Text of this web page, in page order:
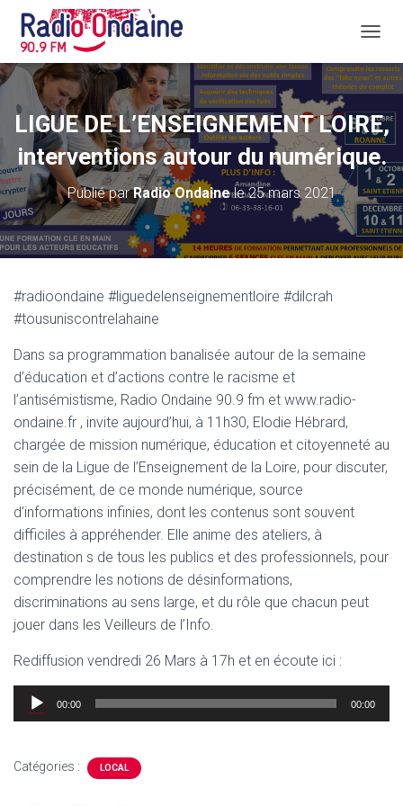
É
P
L
I
E
R
L
A
N
A
V
I
LIGUE DE L’ENSEIGNEMENT LOIRE,
interventions autour du numérique.
Publié parRadio Ondainele25 mars 2021
#radioondaine #liguedelenseignementloire #dilcrah
#tousuniscontrelahaine
Dans sa programmation banalisée autour de la semaine
d’éducation et d’actions contre le racisme et
l’antisémistisme, Radio Ondaine 90.9 fm et www.radio-
ondaine.fr , invite aujourd’hui, à 11h30, Elodie Hébrard,
chargée de mission numérique, éducation et citoyenneté au
sein de la Ligue de l’Enseignement de la Loire, pour discuter,
précisément, de ce monde numérique, source
d’informations infinies, dont les contenus sont souvent
difficiles à appréhender. Elle anime des ateliers, à
destination s de tous les publics et des professionnels, pour
comprendre les notions de désinformations,
discriminations au sens large, et du rôle que chacun peut
jouer dans les Veilleurs de l’Info.
Rediffusion vendredi 26 Mars à 17h et en écoute ici :
Lecteur
audio
00:00 00:00
Catégories : LOCAL